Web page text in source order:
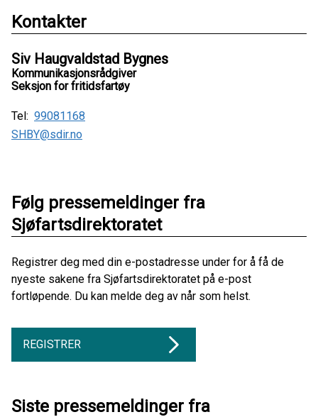
Kontakter
Siv Haugvaldstad Bygnes
Kommunikasjonsrådgiver
Seksjon for fritidsfartøy
Tel: 99081168
SHBY@sdir.no
Følg pressemeldinger fra
Sjøfartsdirektoratet
Registrer deg med din e-postadresse under for å få de
nyeste sakene fra Sjøfartsdirektoratet på e-post
fortløpende. Du kan melde deg av når som helst.
REGISTRER
Siste pressemeldinger fra